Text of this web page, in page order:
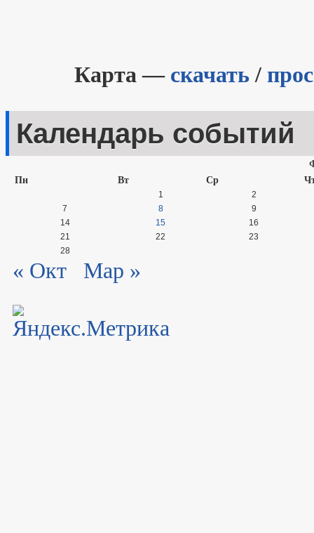
Карта — скачать /
Календарь событий
Пн
Вт Ср
1
2
7
8
9
14
15
16
21
22
23
28
« Окт Мар »